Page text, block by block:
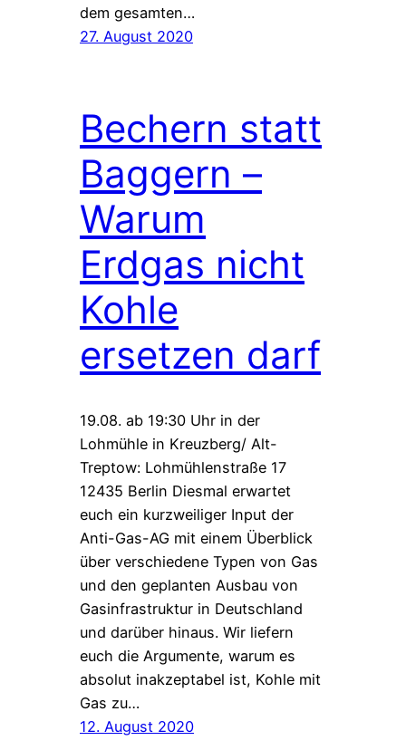
dem gesamten…
27. August 2020
Bechern statt
Baggern –
Warum
Erdgas nicht
Kohle
ersetzen darf
19.08. ab 19:30 Uhr in der
Lohmühle in Kreuzberg/ Alt-
Treptow: Lohmühlenstraße 17
12435 Berlin Diesmal erwartet
euch ein kurzweiliger Input der
Anti-Gas-AG mit einem Überblick
über verschiedene Typen von Gas
und den geplanten Ausbau von
Gasinfrastruktur in Deutschland
und darüber hinaus. Wir liefern
euch die Argumente, warum es
absolut inakzeptabel ist, Kohle mit
Gas zu…
12. August 2020